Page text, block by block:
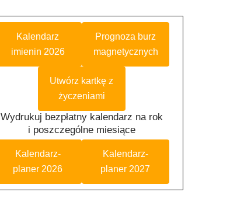
Kalendarz
imienin 2026
Prognoza burz
magnetycznych
Utwórz kartkę z
życzeniami
Wydrukuj bezpłatny kalendarz na rok
i poszczególne miesiące
Kalendarz-
planer 2026
Kalendarz-
planer 2027